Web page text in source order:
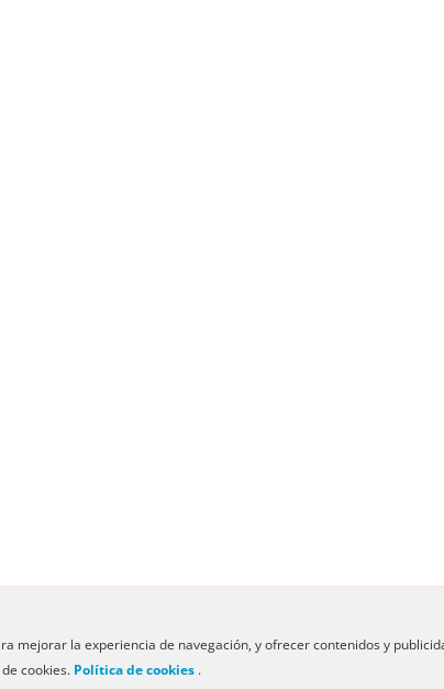
-By Sumark
mejorar la experiencia de navegación, y ofrecer contenidos y
cookies. Política de cookies .